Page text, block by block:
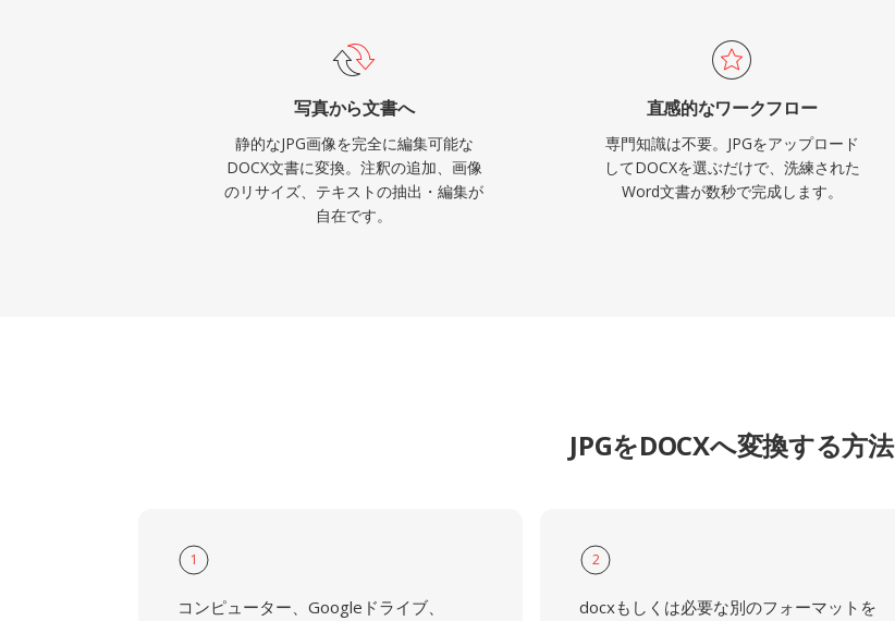
写真から文書へ
静的なJPG画像を完全に編集可能な
DOCX文書に変換。注釈の追加、画像
のリサイズ、テキストの抽出・編集が
自在です。
直感的なワークフロー
専門知識は不要。JPGをアップロード
してDOCXを選ぶだけで、洗練された
Word文書が数秒で完成します。
JPGをDOCXへ変換する方法
1
コンピューター、Googleドライブ、
2
docxもしくは必要な別のフォーマットを